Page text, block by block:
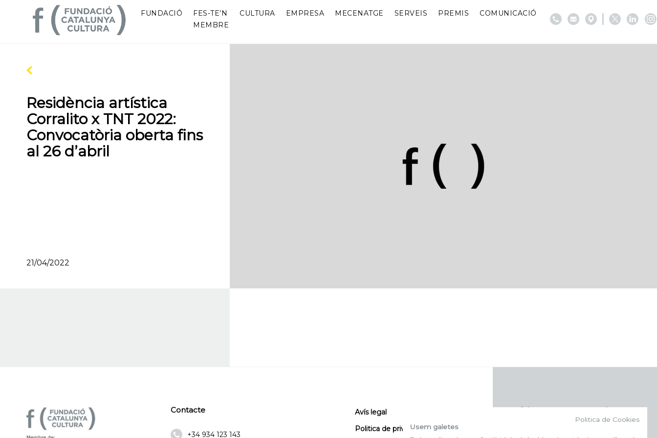
FUNDACIÓ
FES-TE’N
MEMBRE
CULTURA EMPRESA MECENATGE SERVEIS PREMIS COMUNICACIÓ
Residència artística
Corralito x TNT 2022:
Convocatòria oberta fins
al 26 d’abril
21/04/2022
Contacte
+34 934 123 143
Avís legal
Politica de privacitat
Politica de Cookies
Usem galetes